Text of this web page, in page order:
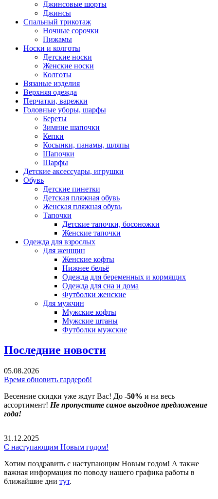
Джинсовые шорты
Джинсы
Спальный трикотаж
Ночные сорочки
Пижамы
Носки и колготы
Детские носки
Женские носки
Колготы
Вязаные изделия
Верхняя одежда
Перчатки, варежки
Головные уборы, шарфы
Береты
Зимние шапочки
Кепки
Косынки, панамы, шляпы
Шапочки
Шарфы
Детские аксессуары, игрушки
Обувь
Детские пинетки
Детская пляжная обувь
Женская пляжная обувь
Тапочки
Детские тапочки, босоножки
Женские тапочки
Одежда для взрослых
Для женщин
Женские кофты
Нижнее бельё
Одежда для беременных и кормящих
Одежда для сна и дома
Футболки женские
Для мужчин
Мужские кофты
Мужские штаны
Футболки мужские
Последние новости
05.08.2026
Время обновить гардероб!
Весенние скидки уже ждут Вас! До -50% и на весь
ассортимент! Не пропустите самое выгодное предложение
года!
31.12.2025
С наступающим Новым годом!
Хотим поздравить с наступающим Новым годом! А также
важная информация по поводу нашего графика работы в
ближайшие дни тут.